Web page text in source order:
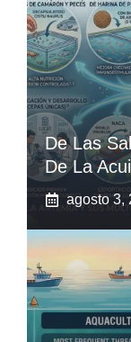
De Las
De La
agosto 3,